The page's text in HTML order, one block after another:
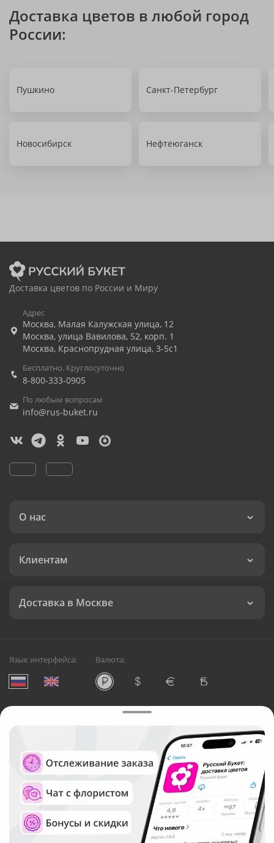
Доставка цветов в любой город
России:
Пушкино Санкт-Петербург
Новосибирск Нефтеюганск
Доставка цветов по России и Миру
Адрес
Москва, Малая Калужская улица, 12
Москва, улица Вавилова, 52, корп. 1
Москва, Краснопрудная улица, 3-5с1
Бесплатно. Круглосуточно
8-800-333-0905
По любым вопросам
info@rus-buket.ru
О нас
Клиентам
Доставка в Москве
Язык интерфейса: Валюта:
Служба круглосуточной доставки цветов в Москве
Русский Букет, 2026
Общество с ограниченной ответственностью «Технология»
ОГРН: 1195476081745, ИНН: 5410081997
Юридический адрес: г. Новосибирск, ул. Ипподромская,
д.42, оф. 3
Рейтинг Русского букета в г. Москва